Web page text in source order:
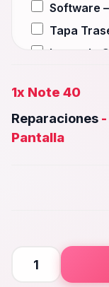
Software
Tapa
Lente de
Wifi –
Camara
Camara
Placa
1x Note 40
Reparaciones -
Pantalla